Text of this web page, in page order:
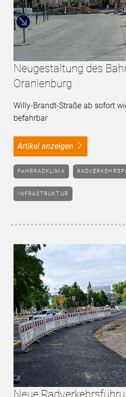
Neugestaltung des
Oranienburg
Willy-Brandt-Straße ab sofort
befahrbar
Artikel anzeigen
FAHRRADKLIMA
INFRASTRUKTUR
Neue